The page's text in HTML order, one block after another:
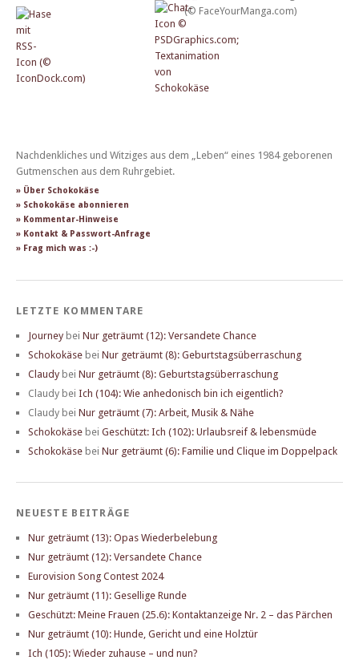
Nachdenkliches und Witziges aus dem „Leben“ eines 1984 geborenen
Gutmenschen aus dem Ruhrgebiet.
» Über Schokokäse
» Schokokäse abonnieren
» Kommentar-Hinweise
» Kontakt & Passwort-Anfrage
» Frag mich was :-)
LETZTE KOMMENTARE
Journey bei Nur geträumt (12): Versandete Chance
Schokokäse bei Nur geträumt (8): Geburtstagsüberraschung
Claudy bei Nur geträumt (8): Geburtstagsüberraschung
Claudy bei Ich (104): Wie anhedonisch bin ich eigentlich?
Claudy bei Nur geträumt (7): Arbeit, Musik & Nähe
Schokokäse bei Geschützt: Ich (102): Urlaubsreif & lebensmüde
Schokokäse bei Nur geträumt (6): Familie und Clique im Doppelpack
NEUESTE BEITRÄGE
Nur geträumt (13): Opas Wiederbelebung
Nur geträumt (12): Versandete Chance
Eurovision Song Contest 2024
Nur geträumt (11): Gesellige Runde
Geschützt: Meine Frauen (25.6): Kontaktanzeige Nr. 2 – das Pärchen
Nur geträumt (10): Hunde, Gericht und eine Holztür
Ich (105): Wieder zuhause – und nun?